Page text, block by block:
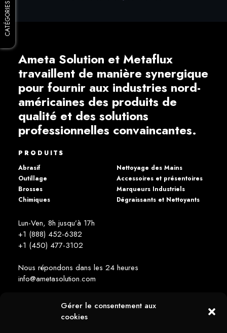
Gérer le consentement aux
cookies
CATÉGORIES
Ameta Solution et Metaflux
travaillent de manière synergique
pour fournir aux industries nord-
américaines des produits de
qualité et des solutions
professionnelles convaincantes.
PRODUITS
Abrasif
Outillage
Brosses
Chimiques
Nettoyage des Mains
Accessoires et présentoires
Marqueurs Industriels
Dégraissants et Nettoyants
Lun-Ven, 8h jusqu’à 17h
+1 (888) 452-6382
+1 (450) 477­-3102
Nous répondons dans les 24 heures
info@ametasolution.com
RESTEZ INFORMÉ